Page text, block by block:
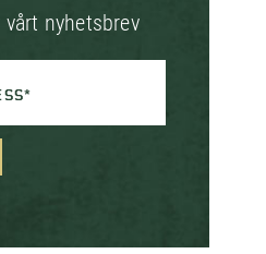
nyhetsbrev